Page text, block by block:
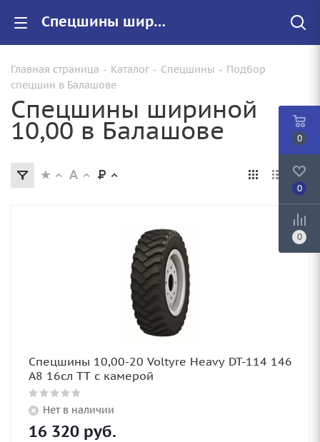
Спецшины шириной 10,00 купить в Балашове недорого, цены на резину 10,00 ширины
Главная страница - Каталог - Спецшины - Подбор
спецшин в Балашове
Спецшины шириной
10,00 в Балашове
Спецшины 10,00-20 Voltyre Heavy DT-114 146
A8 16сл TT с камерой
Нет в наличии
16 320 руб.
0
0
0